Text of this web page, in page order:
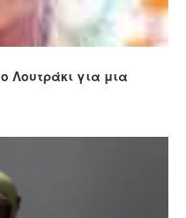
Λουτράκι για μια